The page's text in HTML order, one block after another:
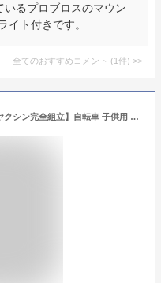
るプロブロスのマウン
イト付きです。
全てのおすすめコメント (1件) >
【訳あり！在庫限りの大特価】【ヤクシン完全組立】自転車 子供用 22インチ 24インチ 女の子 男の子 ジュニア 7歳 8歳 9歳 10歳 11歳 小学生 6段変速 キッズバイク おしゃれ 子供用自転車 完成品 組立済 a.n.design works CQ226 CQ246